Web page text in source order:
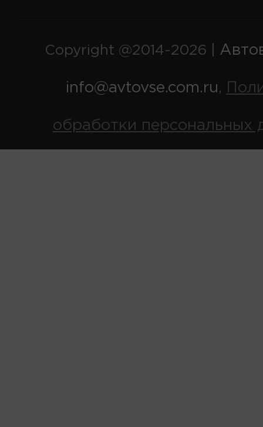
Copyright @2014-2026 |
info@avtovse.com.ru,
обработки персональных